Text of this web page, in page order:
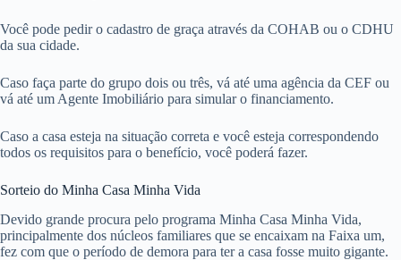
Você pode pedir o cadastro de graça através da COHAB ou o CDHU
da sua cidade.
Caso faça parte do grupo dois ou três, vá até uma agência da CEF ou
vá até um Agente Imobiliário para simular o financiamento.
Caso a casa esteja na situação correta e você esteja correspondendo
todos os requisitos para o benefício, você poderá fazer.
Sorteio do Minha Casa Minha Vida
Devido grande procura pelo programa Minha Casa Minha Vida,
principalmente dos núcleos familiares que se encaixam na Faixa um,
fez com que o período de demora para ter a casa fosse muito gigante.